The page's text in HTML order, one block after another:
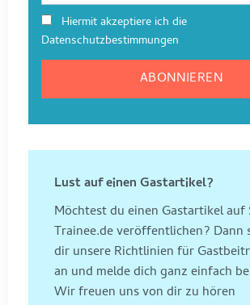
Hiermit akzeptiere ich die
Datenschutzbestimmungen
Lust auf einen Gastartikel?
Möchtest du einen Gastartikel auf
Trainee.de veröffentlichen? Dann
dir unsere Richtlinien für
an und melde dich ganz einfach
Wir freuen uns von dir zu hören